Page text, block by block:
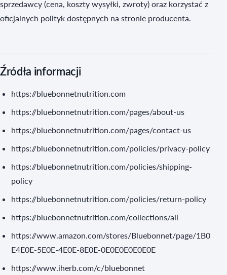
sprzedawcy (cena, koszty wysyłki, zwroty) oraz korzystać z
oficjalnych polityk dostępnych na stronie producenta.
Źródła informacji
https://bluebonnetnutrition.com
https://bluebonnetnutrition.com/pages/about-us
https://bluebonnetnutrition.com/pages/contact-us
https://bluebonnetnutrition.com/policies/privacy-policy
https://bluebonnetnutrition.com/policies/shipping-
policy
https://bluebonnetnutrition.com/policies/return-policy
https://bluebonnetnutrition.com/collections/all
https://www.amazon.com/stores/Bluebonnet/page/1B0
E4E0E-5E0E-4E0E-8E0E-0E0E0E0E0E0E
https://www.iherb.com/c/bluebonnet